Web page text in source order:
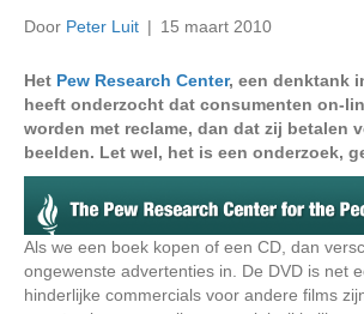
Door Peter Luit | 15 maart 2010
Het Pew Research Center, een denktank
heeft onderzocht dat consumenten on-
worden met reclame, dan dat zij betalen
beelden. Let wel, het is een onderzoek,
Als we een boek kopen of een CD, dan
ongewenste advertenties in. De DVD is net
hinderlijke commercials voor andere films